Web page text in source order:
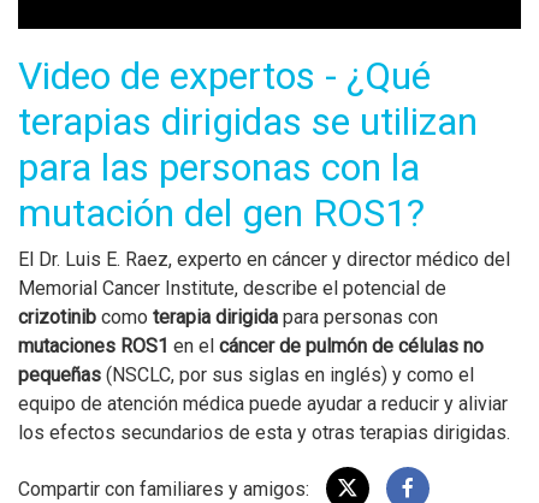
Video de expertos - ¿Qué
terapias dirigidas se utilizan
para las personas con la
mutación del gen ROS1?
El Dr. Luis E. Raez, experto en cáncer y director médico del
Memorial Cancer Institute, describe el potencial de
crizotinib como terapia dirigida para personas con
mutaciones ROS1 en el cáncer de pulmón de células no
pequeñas (NSCLC, por sus siglas en inglés) y como el
equipo de atención médica puede ayudar a reducir y aliviar
los efectos secundarios de esta y otras terapias dirigidas.
Compartir con familiares y amigos: